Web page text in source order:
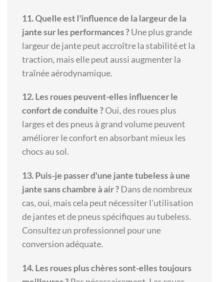
11. Quelle est l'influence de la largeur de la
jante sur les performances ? Une plus grande
largeur de jante peut accroître la stabilité et la
traction, mais elle peut aussi augmenter la
traînée aérodynamique.
12. Les roues peuvent-elles influencer le
confort de conduite ? Oui, des roues plus
larges et des pneus à grand volume peuvent
améliorer le confort en absorbant mieux les
chocs au sol.
13. Puis-je passer d'une jante tubeless à une
jante sans chambre à air ? Dans de nombreux
cas, oui, mais cela peut nécessiter l'utilisation
de jantes et de pneus spécifiques au tubeless.
Consultez un professionnel pour une
conversion adéquate.
14. Les roues plus chères sont-elles toujours